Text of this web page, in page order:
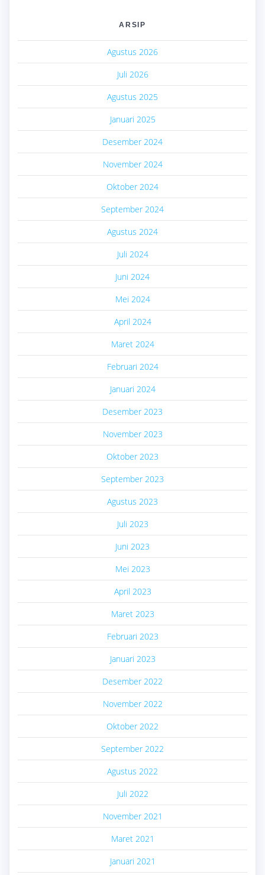
ARSIP
Agustus 2026
Juli 2026
Agustus 2025
Januari 2025
Desember 2024
November 2024
Oktober 2024
September 2024
Agustus 2024
Juli 2024
Juni 2024
Mei 2024
April 2024
Maret 2024
Februari 2024
Januari 2024
Desember 2023
November 2023
Oktober 2023
September 2023
Agustus 2023
Juli 2023
Juni 2023
Mei 2023
April 2023
Maret 2023
Februari 2023
Januari 2023
Desember 2022
November 2022
Oktober 2022
September 2022
Agustus 2022
Juli 2022
November 2021
Maret 2021
Januari 2021